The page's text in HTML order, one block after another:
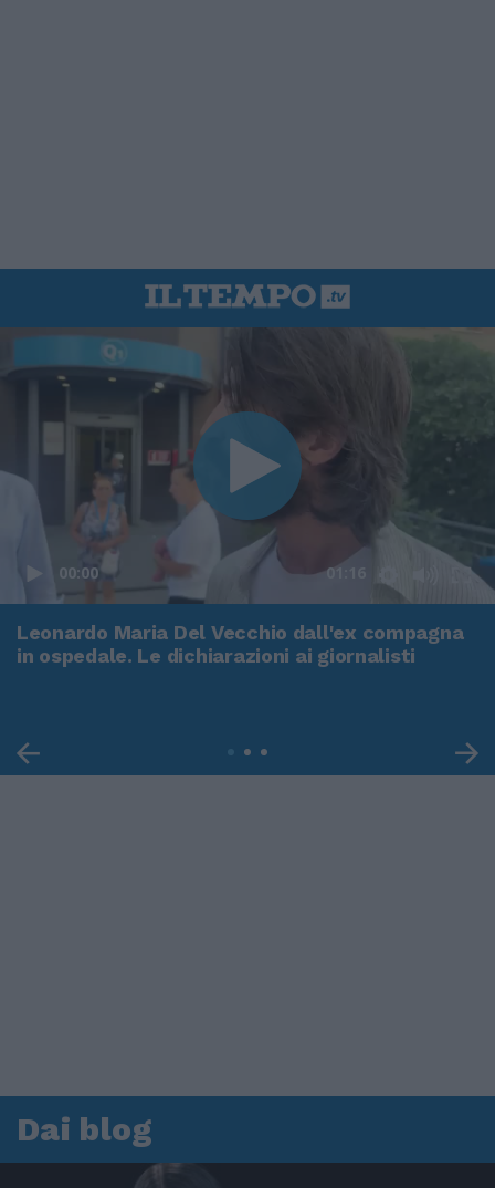
00:00 01:16
Leonardo Maria Del Vecchio dall'ex compagna
in ospedale. Le dichiarazioni ai giornalisti
Dai blog